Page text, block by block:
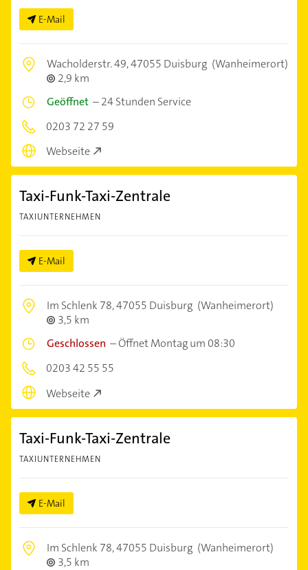
E-Mail
Wacholderstr. 49,47055 Duisburg (Wanheimerort)
2,9 km
Geöffnet –24 Stunden Service
0203 72 27 59
Webseite
Taxi-Funk-Taxi-Zentrale
TAXIUNTERNEHMEN
E-Mail
Im Schlenk 78,47055 Duisburg (Wanheimerort)
3,5 km
Geschlossen –Öffnet Montag um 08:30
0203 42 55 55
Webseite
Taxi-Funk-Taxi-Zentrale
TAXIUNTERNEHMEN
E-Mail
Im Schlenk 78,47055 Duisburg (Wanheimerort)
3,5 km